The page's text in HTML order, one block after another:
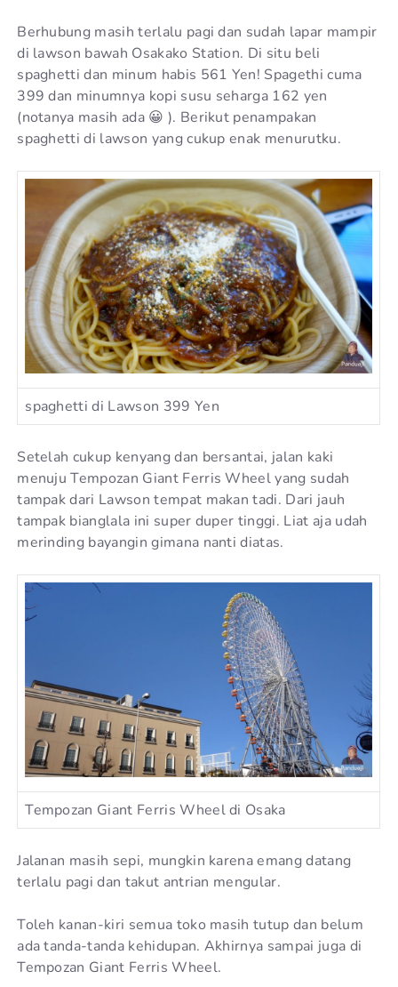
Berhubung masih terlalu pagi dan sudah lapar mampir
di lawson bawah Osakako Station. Di situ beli
spaghetti dan minum habis 561 Yen! Spagethi cuma
399 dan minumnya kopi susu seharga 162 yen
(notanya masih ada 😀 ). Berikut penampakan
spaghetti di lawson yang cukup enak menurutku.
spaghetti di Lawson 399 Yen
Setelah cukup kenyang dan bersantai, jalan kaki
menuju Tempozan Giant Ferris Wheel yang sudah
tampak dari Lawson tempat makan tadi. Dari jauh
tampak bianglala ini super duper tinggi. Liat aja udah
merinding bayangin gimana nanti diatas.
Tempozan Giant Ferris Wheel di Osaka
Jalanan masih sepi, mungkin karena emang datang
terlalu pagi dan takut antrian mengular.
Toleh kanan-kiri semua toko masih tutup dan belum
ada tanda-tanda kehidupan. Akhirnya sampai juga di
Tempozan Giant Ferris Wheel.